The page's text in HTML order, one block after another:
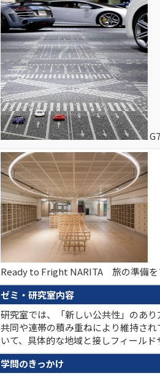
Ready to Fright NARITA 旅の準備を
ゼミ・研究室内容
研究室では、「新しい公共性」のあ
共同や連帯の積み重ねにより維持さ
いて、具体的な地域と接しフィール
学問のきっかけ